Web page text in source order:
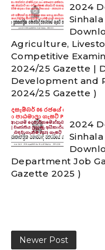
2024
Agriculture,
Competitive
2024/25 Gazette |
Development and
2024/25 Gazette )
2024
Department Job
Gazette 2025 )
Newer Post